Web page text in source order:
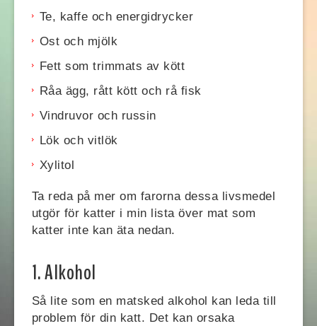
Te, kaffe och energidrycker
Ost och mjölk
Fett som trimmats av kött
Råa ägg, rått kött och rå fisk
Vindruvor och russin
Lök och vitlök
Xylitol
Ta reda på mer om farorna dessa livsmedel
utgör för katter i min lista över mat som
katter inte kan äta nedan.
1. Alkohol
Så lite som en matsked alkohol kan leda till
problem för din katt. Det kan orsaka